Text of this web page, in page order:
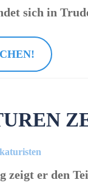
sich in
zeigt er den